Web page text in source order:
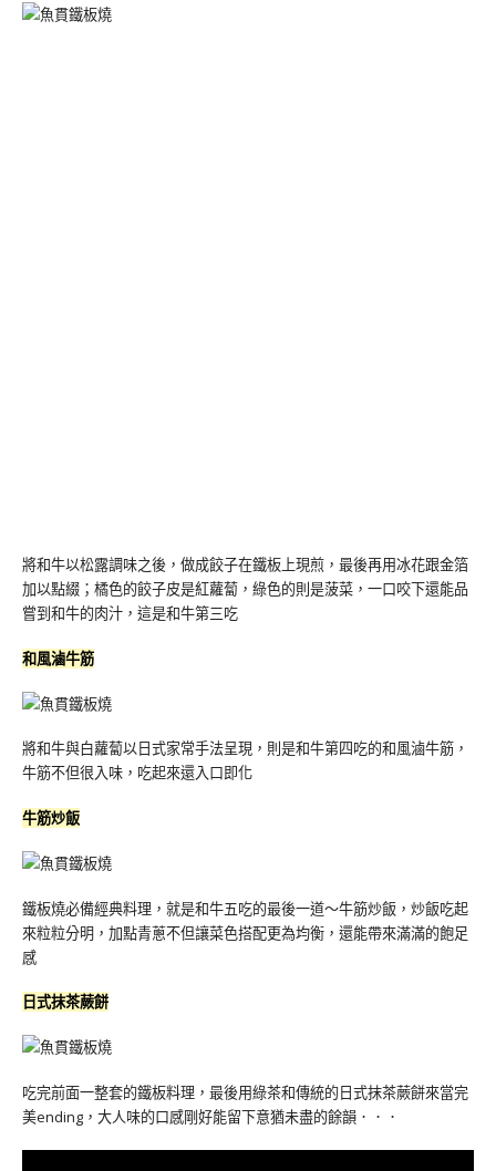
將和牛以松露調味之後，做成餃子在鐵板上現煎，最後再用冰花跟金箔
加以點綴；橘色的餃子皮是紅蘿蔔，綠色的則是菠菜，一口咬下還能品
嘗到和牛的肉汁，這是和牛第三吃
和風滷牛筋
將和牛與白蘿蔔以日式家常手法呈現，則是和牛第四吃的和風滷牛筋，
牛筋不但很入味，吃起來還入口即化
牛筋炒飯
鐵板燒必備經典料理，就是和牛五吃的最後一道～牛筋炒飯，炒飯吃起
來粒粒分明，加點青蔥不但讓菜色搭配更為均衡，還能帶來滿滿的飽足
感
日式抹茶蕨餅
吃完前面一整套的鐵板料理，最後用綠茶和傳統的日式抹茶蕨餅來當完
美ending，大人味的口感剛好能留下意猶未盡的餘韻．．．